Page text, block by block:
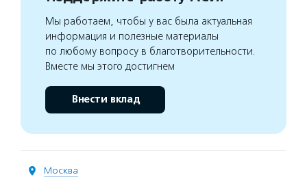
Мы работаем, чтобы у вас была актуальная
информация и полезные материалы
по любому вопросу в благотворительности.
Вместе мы этого достигнем
Внести вклад
Москва